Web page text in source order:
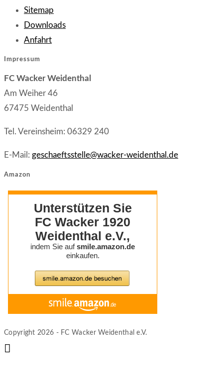
Sitemap
in
DownloadsOpens
AnfahrtOpens
Impressum
FC Wacker Weidenthal
Am Weiher 46
67475 Weidenthal
Tel. Vereinsheim: 06329 240
E-Mail: geschaeftsstelle@wacker-weidenthal.de
Amazon
Copyright 2026 - FC Wacker Weidenthal e.V.